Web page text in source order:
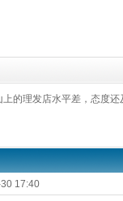
的理发店水平差，态度还
17:40